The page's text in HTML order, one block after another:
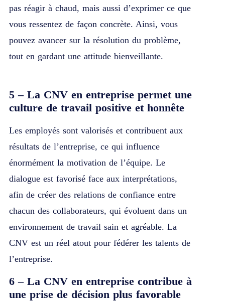
pas réagir à chaud, mais aussi d’exprimer ce que
vous ressentez de façon concrète. Ainsi, vous
pouvez avancer sur la résolution du problème,
tout en gardant une attitude bienveillante.
5 – La CNV en entreprise permet une
culture de travail positive et honnête
Les employés sont valorisés et contribuent aux
résultats de l’entreprise, ce qui influence
énormément la motivation de l’équipe. Le
dialogue est favorisé face aux interprétations,
afin de créer des relations de confiance entre
chacun des collaborateurs, qui évoluent dans un
environnement de travail sain et agréable. La
CNV est un réel atout pour fédérer les talents de
l’entreprise.
6 – La CNV en entreprise contribue à
une prise de décision plus favorable